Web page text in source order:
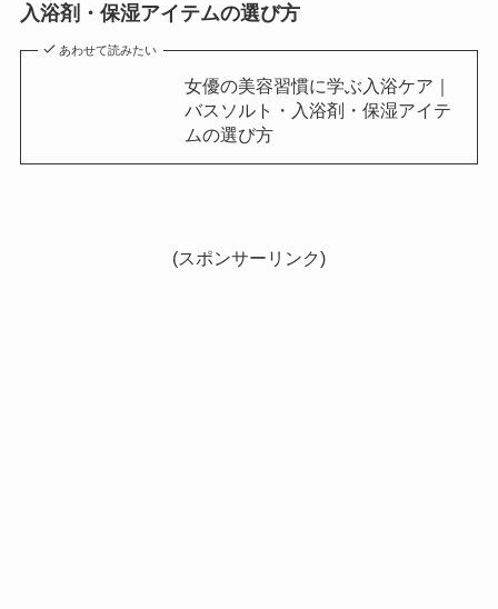
入浴剤・保湿アイテムの選び方
あわせて読みたい
女優の美容習慣に学ぶ入浴ケア｜
バスソルト・入浴剤・保湿アイテ
ムの選び方
(スポンサーリンク)